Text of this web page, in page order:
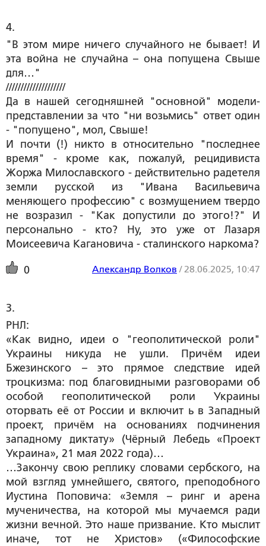
4.
"В этом мире ничего случайного не бывает! И
эта война не случайна – она попущена Свыше
для…"
////////////////////
Да в нашей сегодняшней "основной" модели-
представлении за что "ни возьмись" ответ один
- "попущено", мол, Свыше!
И почти (!) никто в относительно "последнее
время" - кроме как, пожалуй, рецидивиста
Жоржа Милославского - действительно радетеля
земли русской из "Ивана Васильевича
меняющего профессию" с возмущением твердо
не возразил - "Как допустили до этого!?" И
персонально - кто? Ну, это уже от Лазаря
Моисеевича Кагановича - сталинского наркома?
0 Александр Волков / 28.06.2025, 10:47
3.
РНЛ:
«Как видно, идеи о "геополитической роли"
Украины никуда не ушли. Причём идеи
Бжезинского – это прямое следствие идей
троцкизма: под благовидными разговорами об
особой геополитической роли Украины
оторвать её от России и включит ь в Западный
проект, причём на основаниях подчинения
западному диктату» (Чёрный Лебедь «Проект
Украина», 21 мая 2022 года)…
…Закончу свою реплику словами сербского, на
мой взгляд умнейшего, святого, преподобного
Иустина Поповича: «Земля – ринг и арена
мученичества, на которой мы мучаемся ради
жизни вечной. Это наше призвание. Кто мыслит
иначе, тот не Христов» («Философские